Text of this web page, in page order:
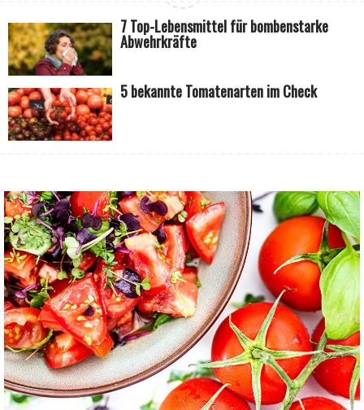
7 Top-Lebensmittel für bombenstarke
Abwehrkräfte
5 bekannte Tomatenarten im Check